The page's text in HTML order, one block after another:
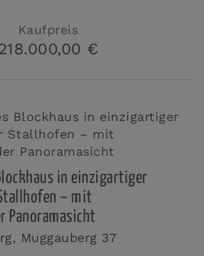
Kaufpreis
€
in einzigartiger
– mit
Panoramasicht
, Muggauberg 37